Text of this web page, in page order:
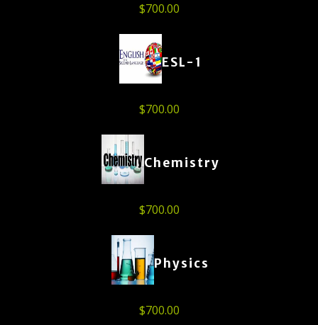
$700.00
ESL-1
$700.00
Chemistry
$700.00
Physics
$700.00